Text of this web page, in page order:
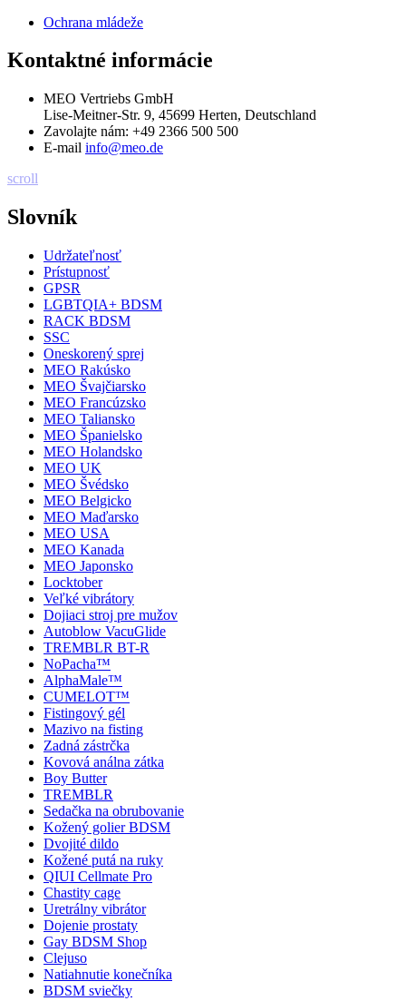
Ochrana mládeže
Kontaktné informácie
MEO Vertriebs GmbH
Lise-Meitner-Str. 9, 45699 Herten, Deutschland
Zavolajte nám: +49 2366 500 500
E-mail info@meo.de
scroll
Slovník
Udržateľnosť
Prístupnosť
GPSR
LGBTQIA+ BDSM
RACK BDSM
SSC
Oneskorený sprej
MEO Rakúsko
MEO Švajčiarsko
MEO Francúzsko
MEO Taliansko
MEO Španielsko
MEO Holandsko
MEO UK
MEO Švédsko
MEO Belgicko
MEO Maďarsko
MEO USA
MEO Kanada
MEO Japonsko
Locktober
Veľké vibrátory
Dojiaci stroj pre mužov
Autoblow VacuGlide
TREMBLR BT-R
NoPacha™
AlphaMale™
CUMELOT™
Fistingový gél
Mazivo na fisting
Zadná zástrčka
Kovová análna zátka
Boy Butter
TREMBLR
Sedačka na obrubovanie
Kožený golier BDSM
Dvojité dildo
Kožené putá na ruky
QIUI Cellmate Pro
Chastity cage
Uretrálny vibrátor
Dojenie prostaty
Gay BDSM Shop
Clejuso
Natiahnutie konečníka
BDSM sviečky